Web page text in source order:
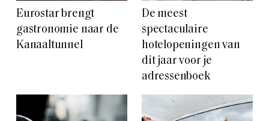
Eurostar brengt
gastronomie naar de
Kanaaltunnel
De meest
spectaculaire
hotelopeningen van
dit jaar voor je
adressenboek